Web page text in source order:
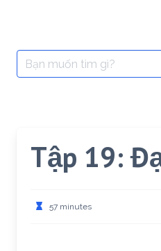
Search
for:
Tập 19:
57 minutes